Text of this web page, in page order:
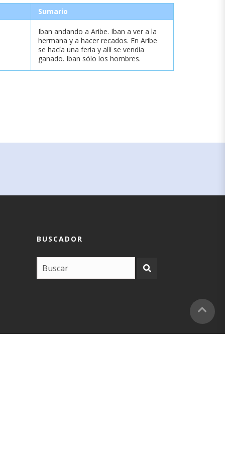
Sumario
Iban andando a Aribe. Iban a ver a la
hermana y a hacer recados. En Aribe
se hacía una feria y allí se vendía
ganado. Iban sólo los hombres.
BUSCADOR